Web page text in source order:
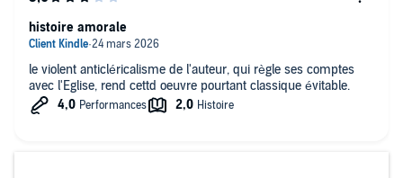
le violent anticléricalisme de l'auteur, qui règle ses comptes
avec l'Eglise, rend cettd oeuvre pourtant classique évitable.
histoire amorale